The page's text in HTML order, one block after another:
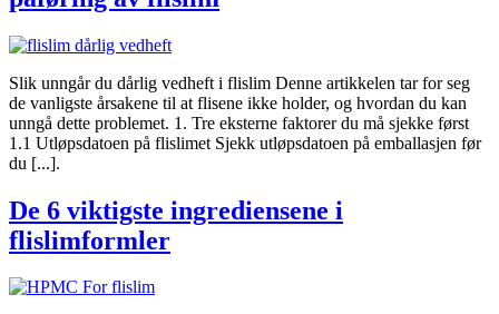
Slik unngår du dårlig vedheft i flislim Denne artikkelen tar for seg
de vanligste årsakene til at flisene ikke holder, og hvordan du kan
unngå dette problemet. 1. Tre eksterne faktorer du må sjekke først
1.1 Utløpsdatoen på flislimet Sjekk utløpsdatoen på emballasjen før
du [...].
De 6 viktigste ingrediensene i
flislimformler